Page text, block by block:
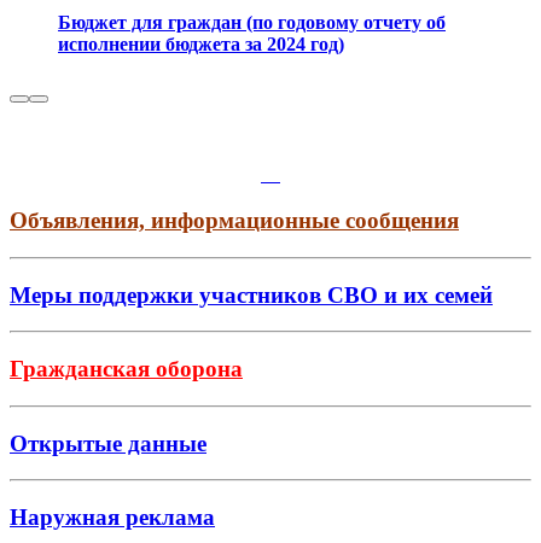
Бюджет для граждан (по годовому отчету об
исполнении бюджета за 2024 год)
Объявления, информационные сообщения
Меры поддержки участников СВО и их семей
Гражданская оборона
Открытые данные
Наружная реклама